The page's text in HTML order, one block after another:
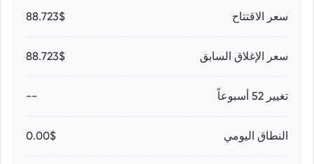
سعر الاقتتاح 88.723$
سعر الإغلاق السابق 88.723$
تغيير 52 أسبوعاً --
النطاق اليومي 0.00$